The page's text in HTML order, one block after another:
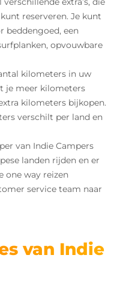
reserveren. Je kunt
beddengoed, een
opvouwbare
kilometers in uw
je meer kilometers
kilometers bijkopen.
verschilt per land en
van Indie Campers
landen rijden en er
one way reizen
service team naar
van Indie